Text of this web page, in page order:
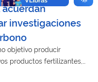
acuerdan
investigaciones
objetivo producir
productos fertilizantes,